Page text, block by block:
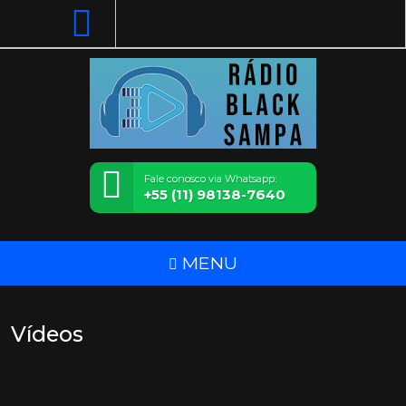
Fale conosco via Whatsapp:
+55 (11) 98138-7640
MENU
Vídeos